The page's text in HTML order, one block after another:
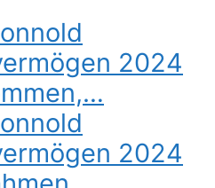
2024
2024